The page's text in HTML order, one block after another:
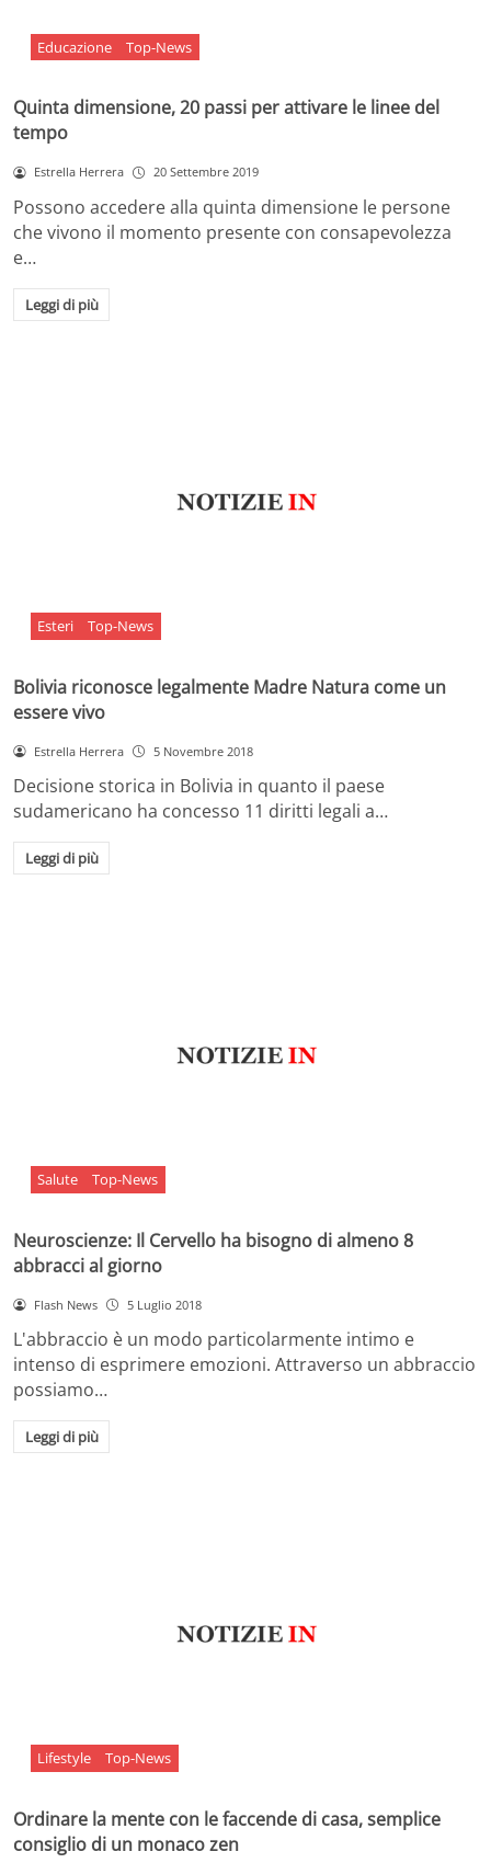
Educazione Top-News
Quinta dimensione, 20 passi per attivare le linee del
tempo
Estrella Herrera 20 Settembre 2019
Possono accedere alla quinta dimensione le persone
che vivono il momento presente con consapevolezza
e…
Leggi di più
Esteri Top-News
Bolivia riconosce legalmente Madre Natura come un
essere vivo
Estrella Herrera 5 Novembre 2018
Decisione storica in Bolivia in quanto il paese
sudamericano ha concesso 11 diritti legali a…
Leggi di più
Salute Top-News
Neuroscienze: Il Cervello ha bisogno di almeno 8
abbracci al giorno
Flash News 5 Luglio 2018
L'abbraccio è un modo particolarmente intimo e
intenso di esprimere emozioni. Attraverso un abbraccio
possiamo…
Leggi di più
Lifestyle Top-News
Ordinare la mente con le faccende di casa, semplice
consiglio di un monaco zen